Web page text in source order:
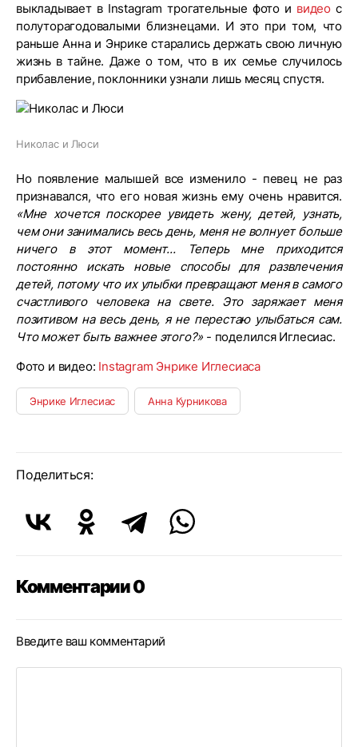
выкладывает в Instagram трогательные фото и видео с
полуторагодовалыми близнецами. И это при том, что
раньше Анна и Энрике старались держать свою личную
жизнь в тайне. Даже о том, что в их семье случилось
прибавление, поклонники узнали лишь месяц спустя.
Николас и Люси
Но появление малышей все изменило - певец не раз
признавался, что его новая жизнь ему очень нравится.
«Мне хочется поскорее увидеть жену, детей, узнать,
чем они занимались весь день, меня не волнует больше
ничего в этот момент... Теперь мне приходится
постоянно искать новые способы для развлечения
детей, потому что их улыбки превращают меня в самого
счастливого человека на свете. Это заряжает меня
позитивом на весь день, я не перестаю улыбаться сам.
Что может быть важнее этого?» - поделился Иглесиас.
Фото и видео: Instagram Энрике Иглесиаса
Энрике Иглесиас Анна Курникова
Поделиться:
Комментарии 0
Введите ваш комментарий